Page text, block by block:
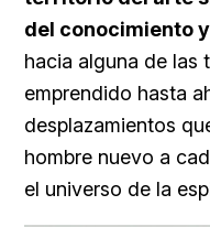
del conocimiento
hacia alguna de las
emprendido hasta
desplazamientos
hombre nuevo a
el universo de la